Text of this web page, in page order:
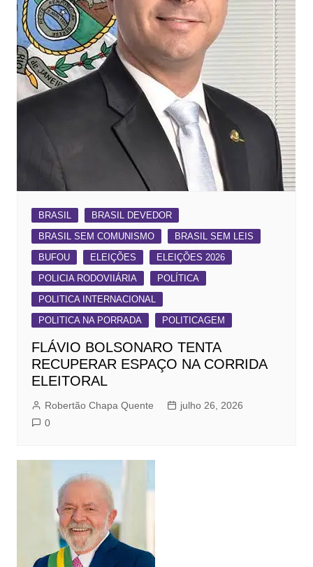
BRASIL
BRASIL DEVEDOR
BRASIL SEM COMUNISMO
BRASIL SEM LEIS
BUFOU
ELEIÇÕES
ELEIÇÕES 2026
POLICIA RODOVIIÁRIA
POLÍTICA
POLITICA INTERNACIONAL
POLITICA NA PORRADA
POLITICAGEM
FLÁVIO BOLSONARO TENTA
RECUPERAR ESPAÇO NA CORRIDA
ELEITORAL
Robertão Chapa Quente
julho 26, 2026
0